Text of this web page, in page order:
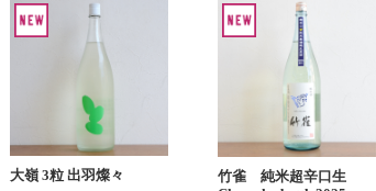
大嶺 3粒 出羽燦々
竹雀 純米超辛口生